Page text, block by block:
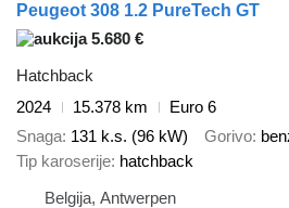
Peugeot 308 1.2 PureTech GT
5.680 €
Hatchback
2024
15.378 km
Euro 6
Snaga 131 k.s. (96 kW) Gorivo
Tip karoserije hatchback
Belgija, Antwerpen